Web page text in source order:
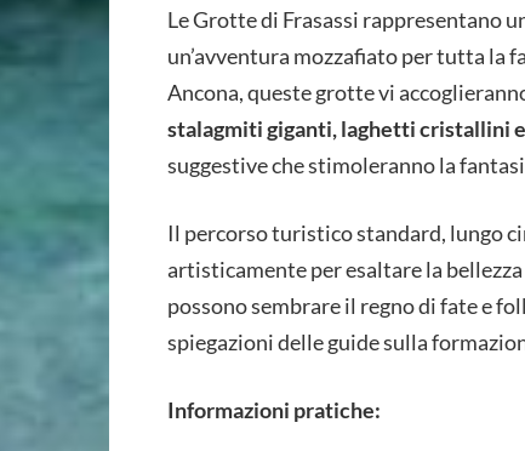
Le Grotte di Frasassi rappresentano
un’avventura mozzafiato per tutta la
Ancona, queste grotte vi
stalagmiti giganti, laghetti cristallini
suggestive che stimoleranno la
Il percorso turistico standard, lungo
artisticamente per esaltare la
possono sembrare il regno di fate e
spiegazioni delle guide sulla
Informazioni pratiche: